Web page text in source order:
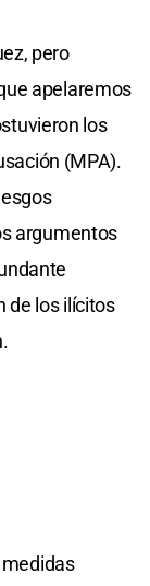
pero
apelaremos
los
(MPA).
argumentos
de los ilícitos